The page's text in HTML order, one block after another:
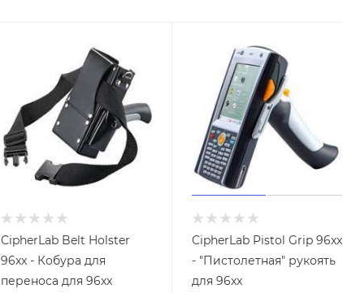
CipherLab Belt Holster
96xx - Кобура для
переноса для 96xx
CipherLab Pistol Grip 96xx
- "Пистолетная" рукоять
для 96xx